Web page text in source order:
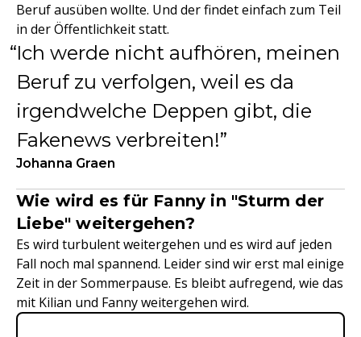
Beruf ausüben wollte. Und der findet einfach zum Teil
in der Öffentlichkeit statt.
Ich werde nicht aufhören, meinen
Beruf zu verfolgen, weil es da
irgendwelche Deppen gibt, die
Fakenews verbreiten!
Johanna Graen
Wie wird es für Fanny in "Sturm der
Liebe" weitergehen?
Es wird turbulent weitergehen und es wird auf jeden
Fall noch mal spannend. Leider sind wir erst mal einige
Zeit in der Sommerpause. Es bleibt aufregend, wie das
mit Kilian und Fanny weitergehen wird.